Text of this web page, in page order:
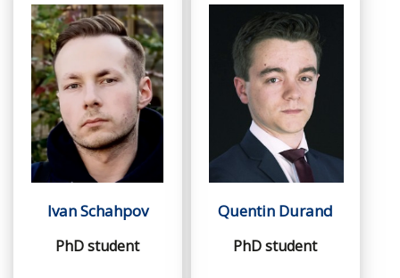
Ivan Schahpov
PhD student
Quentin Durand
PhD student